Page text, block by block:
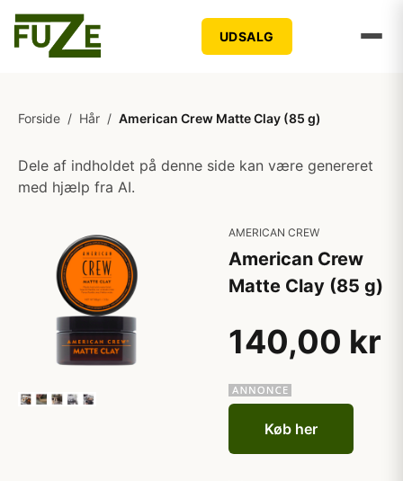
UDSALG
Forside / Hår / American Crew Matte Clay (85 g)
Dele af indholdet på denne side kan være genereret
med hjælp fra AI.
AMERICAN CREW
American Crew
Matte Clay (85 g)
140,00 kr
Køb her